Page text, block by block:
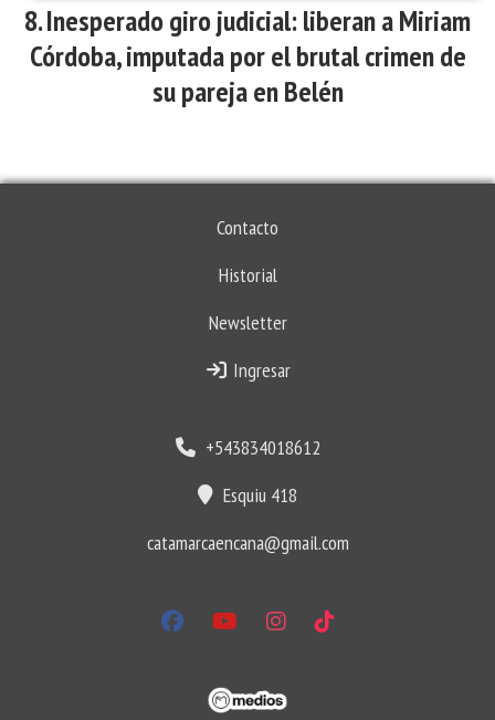
Inesperado giro judicial: liberan a Miriam
Córdoba, imputada por el brutal crimen de
su pareja en Belén
Contacto
Historial
Newsletter
Ingresar
+543834018612
Esquiu 418
catamarcaencana@gmail.com